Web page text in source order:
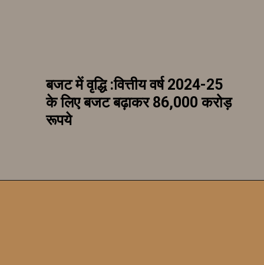
बजट में वृद्धि :वित्तीय वर्ष 2024-25
के लिए बजट बढ़ाकर 86,000 करोड़
रूपये